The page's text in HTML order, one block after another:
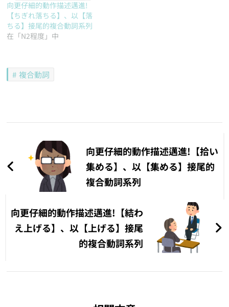
向更仔細的動作描述邁進!
【ちぎれ落ちる】、以【落
ちる】接尾的複合動詞系列
在「N2程度」中
複合動詞
導
向更仔細的動作描述邁進!【拾い
集める】、以【集める】接尾的
複合動詞系列
向更仔細的動作描述邁進!【結わ
え上げる】、以【上げる】接尾
的複合動詞系列